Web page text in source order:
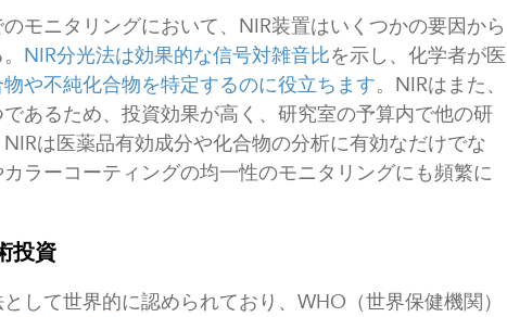
モニタリングにおいて、NIR装置はいくつかの要因から
NIR分光法は効果的な信号対雑音比を示し、化学者が医
や不純化合物を特定するのに役立ちます。NIRはまた、
あるため、投資効果が高く、研究室の予算内で他の研
は医薬品有効成分や化合物の分析に有効なだけでな
ラーコーティングの均一性のモニタリングにも頻繁に
投資
して世界的に認められており、WHO（世界保健機関）